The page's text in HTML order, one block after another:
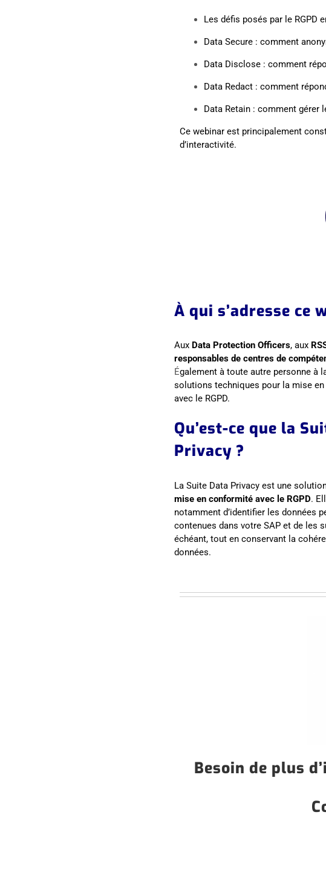
Les défis posés par le RGPD
Data Secure : comment
Data Disclose : comment
Data Redact : comment
Data Retain : comment gérer
Ce webinar est principalement
d’interactivité.
À qui s’adresse ce
Aux Data Protection Officers, aux
responsables de centres de
Également à toute autre personne à
solutions techniques pour la mise
avec le RGPD.
Qu’est-ce que la
Privacy ?
La Suite Data Privacy est une
mise en conformité avec le RGPD.
notamment d’identifier les données
contenues dans votre SAP et de les
échéant, tout en conservant la
données.
Besoin de plus